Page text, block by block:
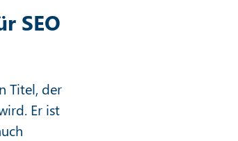
SEO
Titel, der
Er ist